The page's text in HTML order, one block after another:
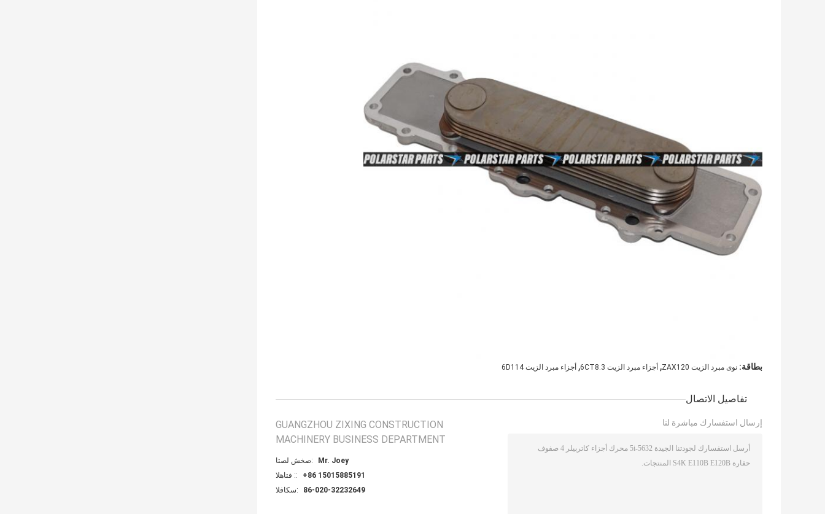
بطاقة: نوى مبرد الزيت ZAX120 , أجزاء مبرد الزيت 6CT8.3 , أجزاء مبرد الزيت 6D114
تفاصيل الاتصال
GUANGZHOU ZIXING CONSTRUCTION
MACHINERY BUSINESS DEPARTMENT
اتصل شخص:
Mr. Joey
الهاتف ::
+86 15015885191
الفاكس:
86-020-32232649
إرسال استفسارك مباشرة لنا